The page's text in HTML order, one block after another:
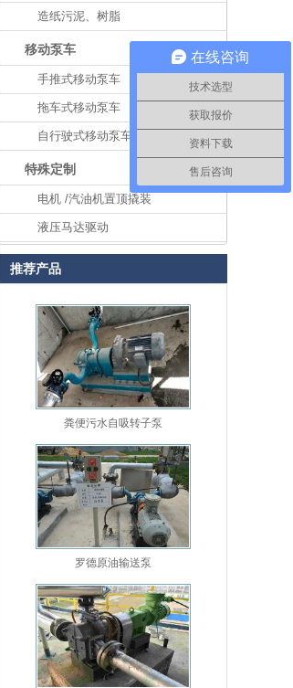
造纸污泥、树脂
移动泵车
手推式移动泵车
拖车式移动泵车
自行驶式移动泵车
特殊定制
电机 /汽油机置顶撬装
液压马达驱动
推荐产品
粪便污水自吸转子泵
罗德原油输送泵
在线咨询
技术选型
获取报价
资料下载
售后咨询